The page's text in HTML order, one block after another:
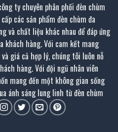
ty chuyên phân phối đèn chùm
các sản phẩm đèn chùm đa
và chất liệu khác nhau để đáp ứng
khách hàng. Với cam kết mang
giá cả hợp lý, chúng tôi luôn nỗ
hàng. Với đội ngũ nhân viên
mang đến một không gian sống
ánh sáng lung linh từ đèn chùm